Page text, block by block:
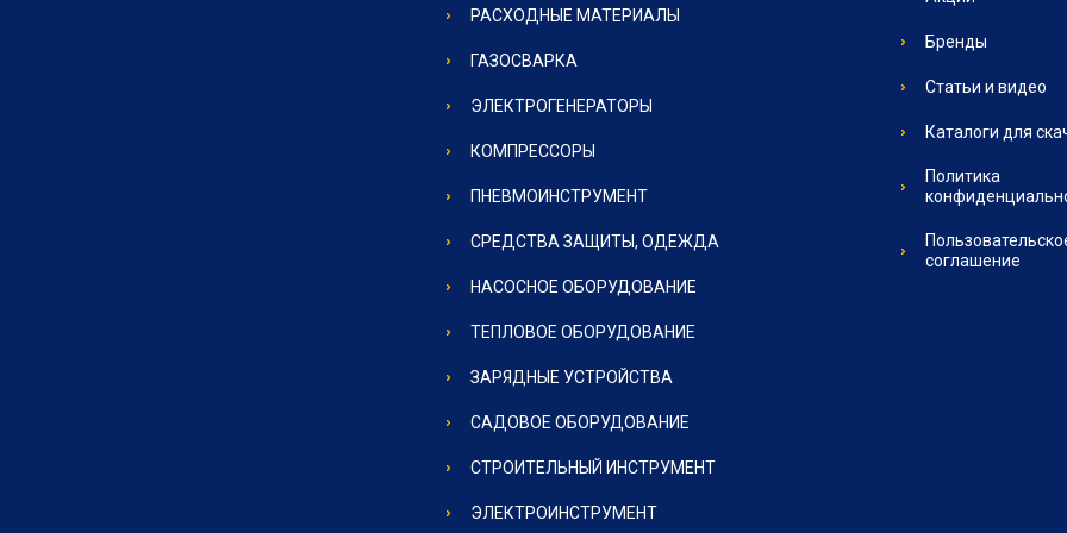
РАСХОДНЫЕ МАТЕРИАЛЫ
ГАЗОСВАРКА
ЭЛЕКТРОГЕНЕРАТОРЫ
КОМПРЕССОРЫ
ПНЕВМОИНСТРУМЕНТ
СРЕДСТВА ЗАЩИТЫ, ОДЕЖДА
НАСОСНОЕ ОБОРУДОВАНИЕ
ТЕПЛОВОЕ ОБОРУДОВАНИЕ
ЗАРЯДНЫЕ УСТРОЙСТВА
САДОВОЕ ОБОРУДОВАНИЕ
СТРОИТЕЛЬНЫЙ ИНСТРУМЕНТ
ЭЛЕКТРОИНСТРУМЕНТ
Бренды
Статьи и видео
Каталоги для
Политика
соглашение